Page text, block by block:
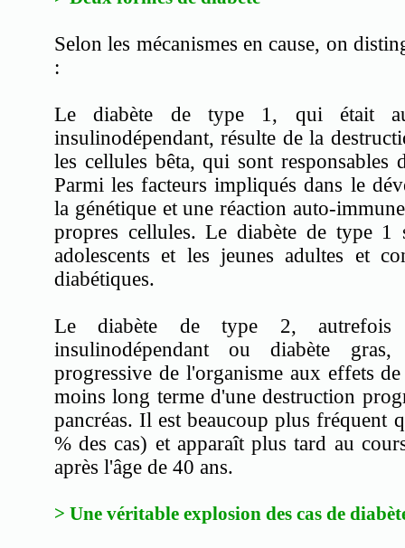
Selon les mécanismes en cause, on
:
Le diabète de type 1, qui était
insulinodépendant, résulte de la
les cellules bêta, qui sont
Parmi les facteurs impliqués dans le
la génétique et une réaction auto-
propres cellules. Le diabète de type 1
adolescents et les jeunes adultes et
diabétiques.
Le diabète de type 2, autrefois
insulinodépendant ou diabète
progressive de l'organisme aux effets
moins long terme d'une destruction
pancréas. Il est beaucoup plus fréquent
% des cas) et apparaît plus tard au
après l'âge de 40 ans.
> Une véritable explosion des cas de